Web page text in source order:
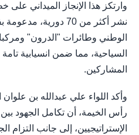
وارتكز هذا الإنجاز الميداني
نشر أكثر من 70
الوطني وطائرات "الدرون"
السياحية، مما ضمن انسيابية
المشاركين.
وأكد اللواء علي عبدالله بن
رأس الخيمة، أن تكامل الجهود
الإستراتيجيين، إلى جانب التزام